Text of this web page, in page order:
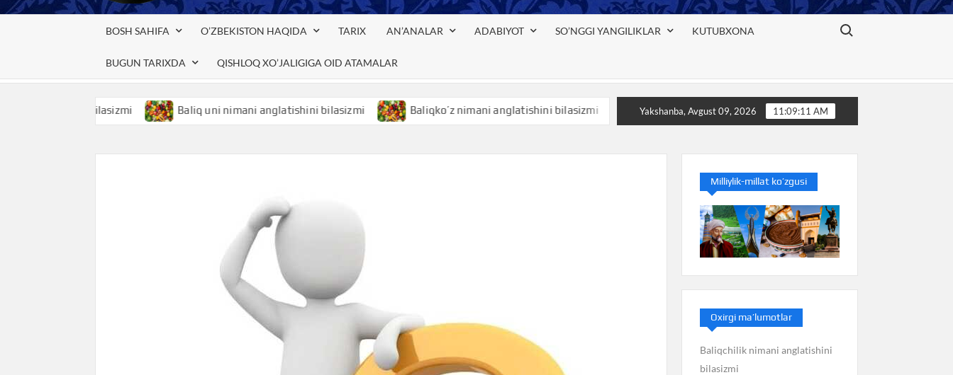
BOSH SAHIFA O’ZBEKISTON HAQIDA TARIX AN’ANALAR ADABIYOT SO’NGGI YANGILIKLAR KUTUBXONA
BUGUN TARIXDA QISHLOQ XO’JALIGIGA OID ATAMALAR
Search for:
Baliq uni nimani anglatishini bilasizmi Baliqko’z nimani anglatishini bilasizmi Baliq nimani anglatishini bilasizmi Balans nimani anglatishini
Yakshanba, Avgust 09, 2026 11:09:12 AM
Milliylik-millat ko’zgusi
Oxirgi ma’lumotlar
Baliqchilik nimani anglatishini
bilasizmi